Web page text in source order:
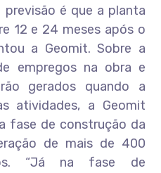
é que a planta
12 e 24 meses após o
a Geomit. Sobre a
empregos na obra e
gerados quando a
atividades, a Geomit
fase de construção da
de mais de 400
“Já na fase de